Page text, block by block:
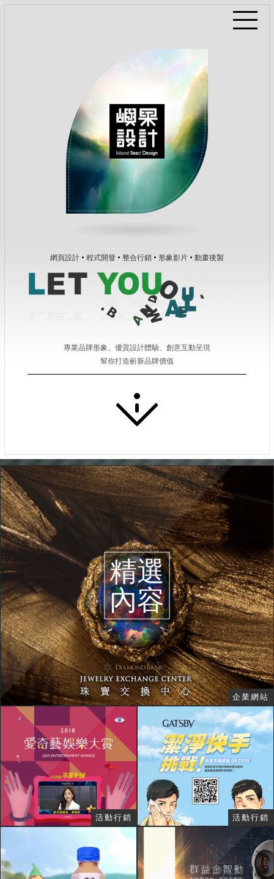
網頁設計 程式開發 整合行銷 形象影片 動畫後製
專業品牌形象、優質設計體驗、創意互動呈現
幫你打造嶄新品牌價值
精選
內容
企業網站
活動行銷 活動行銷